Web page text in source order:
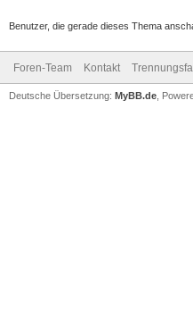
Benutzer, die gerade dieses Thema
Foren-Team Kontakt
Deutsche Übersetzung: MyBB.de ,